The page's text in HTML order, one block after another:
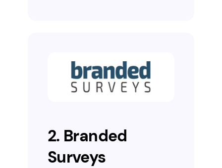
2. Branded
Surveys